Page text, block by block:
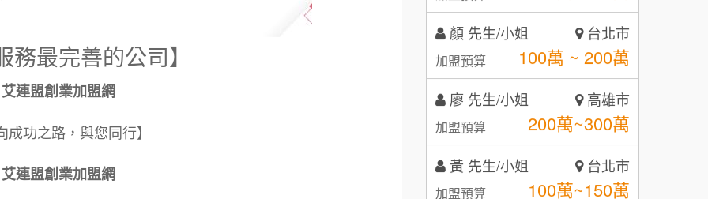
務最完善的公司】
艾連盟創業加盟網
成功之路，與您同行】
艾連盟創業加盟網
8 呷尚寶
9 SHARE TEA歇腳亭
10 TEA TOP台灣第一味
顏 先生/小姐 台北市
加盟預算 100萬 ~ 200萬
廖 先生/小姐 高雄市
加盟預算 200萬~300萬
黃 先生/小姐 台北市
加盟預算 100萬~150萬
自助洗衣店誠徵代洗收送人員
(台中市)
MUSHEN徵SPA美容芳療師
日十。早午食加盟說明會
拾鑶火鍋加盟說明會
全家加盟說明會